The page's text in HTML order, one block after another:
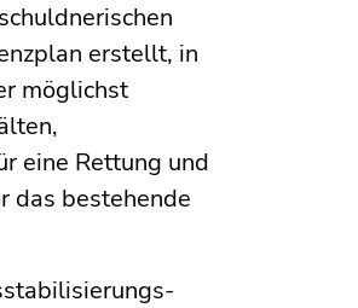
erstellt, in
möglichst
eine Rettung und
das bestehende